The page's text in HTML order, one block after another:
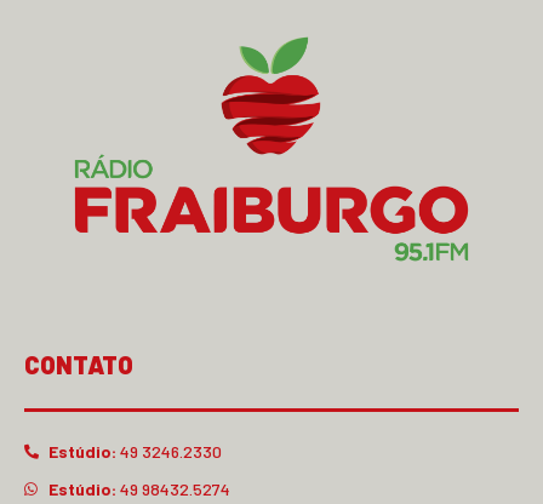
CONTATO
Estúdio: 49 3246.2330
Estúdio: 49 98432.5274